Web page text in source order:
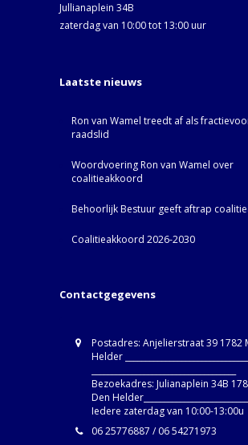
Jullianaplein 34B
zaterdag van 10:00 tot 13:00 uur
Laatste nieuws
Ron van Wamel treedt af als
raadslid
Woordvoering Ron van Wamel over
coalitieakkoord
Behoorlijk Bestuur geeft aftrap
Coalitieakkoord 2026-2030
Contactgegevens
Postadres: Anjelierstraat 39 1782
Helder
Bezoekadres: Julianaplein 34B
Den Helder____________________________
Iedere zaterdag van 10:00-13:00u
06 25776887 / 06 54271973